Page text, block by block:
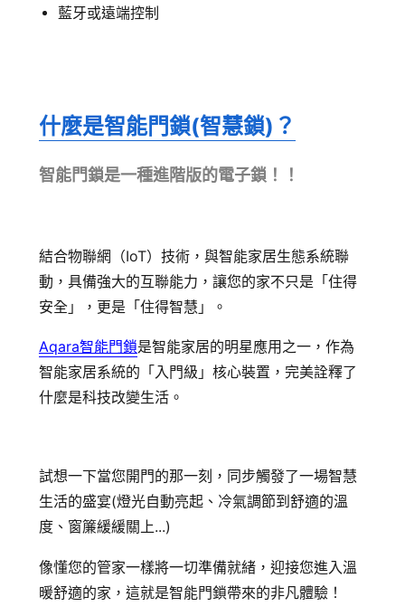
藍牙或遠端控制
什麼是智能門鎖(智慧鎖)？
智能門鎖是一種進階版的電子鎖！！
結合物聯網（IoT）技術，與智能家居生態系統聯
動，具備強大的互聯能力，讓您的家不只是「住得
安全」，更是「住得智慧」。
Aqara智能門鎖是智能家居的明星應用之一，作為
智能家居系統的「入門級」核心裝置，完美詮釋了
什麼是科技改變生活。
試想一下當您開門的那一刻，同步觸發了一場智慧
生活的盛宴(燈光自動亮起、冷氣調節到舒適的溫
度、窗簾緩緩關上...)
像懂您的管家一樣將一切準備就緒，迎接您進入溫
暖舒適的家，這就是智能門鎖帶來的非凡體驗！